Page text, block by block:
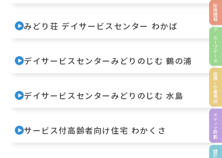
採用情報
グループデータ
医療・介護相談
メディア掲載
健診
みどり荘 デイサービスセンター わかば
デイサービスセンターみどりのじむ 鶴の浦
デイサービスセンターみどりのじむ 水島
サービス付高齢者向け住宅 わかくさ